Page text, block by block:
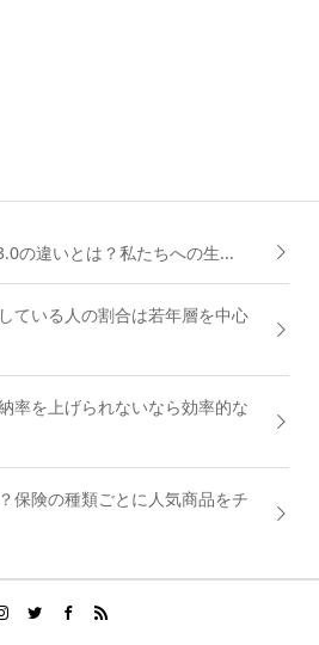
の違いとは？私たちへの生...
ている人の割合は若年層を中心
率を上げられないなら効率的な
保険の種類ごとに人気商品をチ